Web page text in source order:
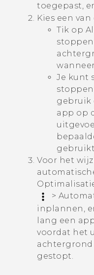
toegepast,
Kies een
Tik op
Je kunt
gebruik
app op
Voor het
>
inplannen
,
lang een
voordat het
gestopt.